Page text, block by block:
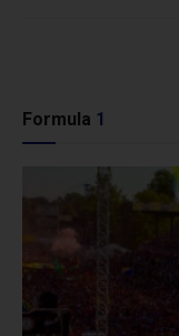
Formula 1